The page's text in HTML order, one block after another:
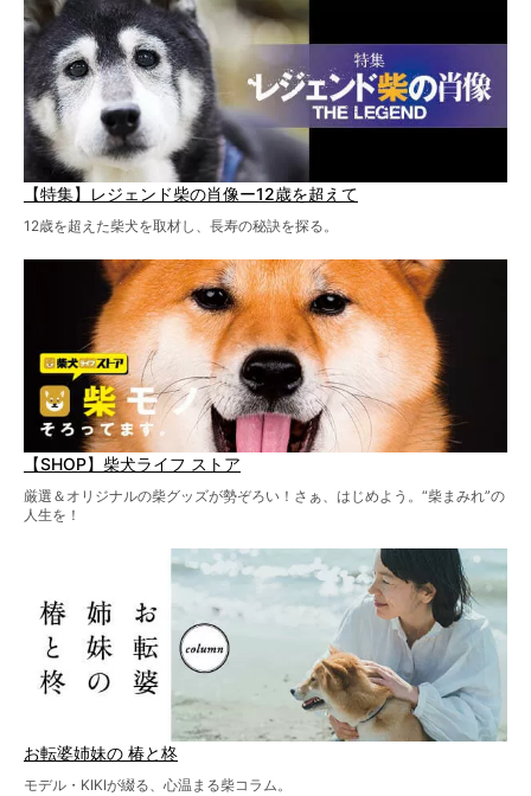
【特集】レジェンド柴の肖像ー12歳を超えて
12歳を超えた柴犬を取材し、長寿の秘訣を探る。
【SHOP】柴犬ライフ ストア
厳選＆オリジナルの柴グッズが勢ぞろい！さぁ、はじめよう。“柴まみれ”の
人生を！
お転婆姉妹の 椿と柊
モデル・KIKIが綴る、心温まる柴コラム。